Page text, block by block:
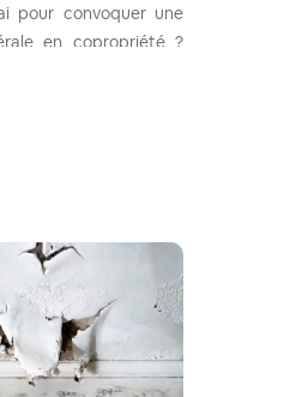
pour convoquer une
en copropriété ?
cet article.